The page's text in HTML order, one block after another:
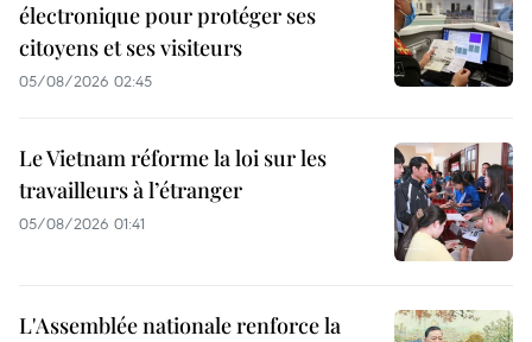
électronique pour protéger ses
citoyens et ses visiteurs
05/08/2026 02:45
Le Vietnam réforme la loi sur les
travailleurs à l’étranger
05/08/2026 01:41
L'Assemblée nationale renforce la